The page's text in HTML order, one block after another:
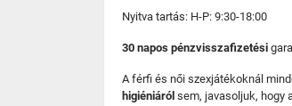
Nyitva tartás: H-P: 9:30-18:00
30 napos pénzvisszafizetési
A férfi és női szexjátékoknál
higiéniáról sem, javasoljuk, hogy